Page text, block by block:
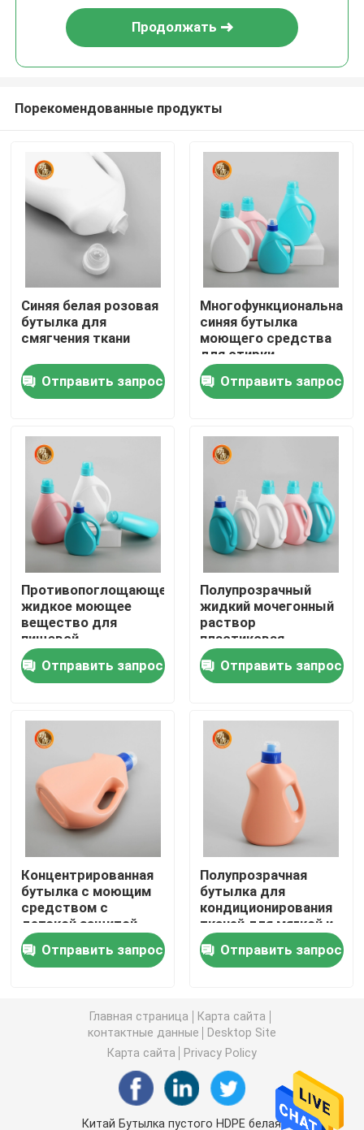
Продукция
Ролики
VR - шоу
О Компании
Наша фабрика
контроль качества
контактные данные
Пластиковая бутылка таблетки
Пластиковая бутылка соуса выжимкы
Бутылка тензида прачечной
Пестициды упаковывая бутылки
Копилка конфеты
Пластиковая крышка бутылок
Пластиковые бутылки Condiment
Продолжать
Порекомендованные продукты
Синяя белая розовая
бутылка для
смягчения ткани
Отправить запрос
Многофункциональная
синяя бутылка
моющего средства
для стирки
Отправить запрос
Противопоглощающее
жидкое моющее
вещество для
пищевой
промышленности
Отправить запрос
Полупрозрачный
жидкий мочегонный
раствор
пластиковая
бутылка детский
сейфОтправить запрос
Концентрированная
бутылка с моющим
средством с
детской защитой,
защищенной от
повреждений,
безопасной от
Отправить запрос
Полупрозрачная
бутылка для
кондиционирования
тканей для мягкой и
чистой одежды,
устойчивая к
химическим
Отправить запрос
Главная страница
Карта сайта
контактные данные
Desktop Site
Карта сайта
Privacy Policy
Китай Бутылка пустого HDPE белая